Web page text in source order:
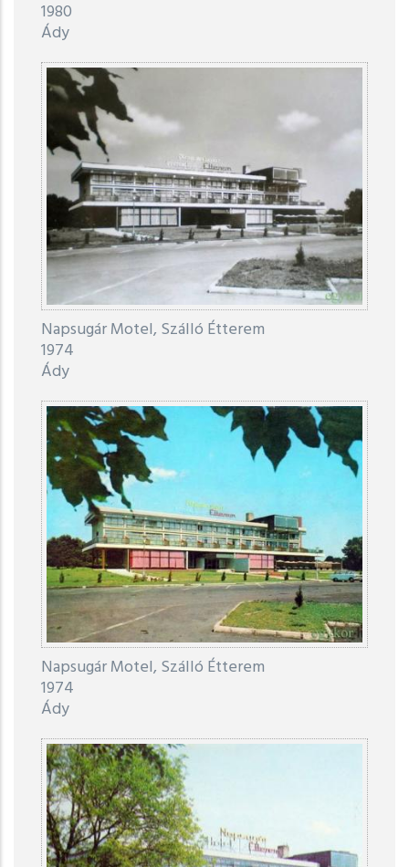
1980
Ády
Napsugár Motel, Szálló Étterem
1974
Ády
Napsugár Motel, Szálló Étterem
1974
Ády